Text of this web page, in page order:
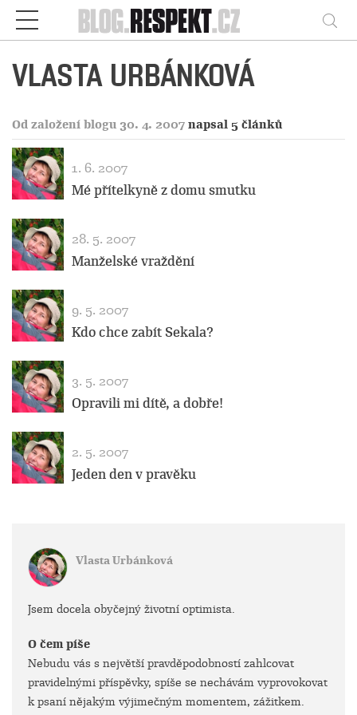
Respekt
VLASTA URBÁNKOVÁ
Od založení blogu 30. 4. 2007 napsal 5 článků
1. 6. 2007
Mé přítelkyně z domu smutku
28. 5. 2007
Manželské vraždění
9. 5. 2007
Kdo chce zabít Sekala?
3. 5. 2007
Opravili mi dítě, a dobře!
2. 5. 2007
Jeden den v pravěku
Vlasta Urbánková
Jsem docela obyčejný životní optimista.
O čem píše
Nebudu vás s největší pravděpodobností zahlcovat
pravidelnými příspěvky, spíše se nechávám vyprovokovat
k psaní nějakým výjimečným momentem, zážitkem.